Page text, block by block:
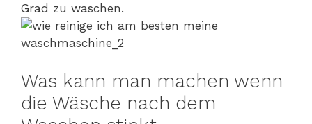
Grad zu waschen.
Was kann man machen wenn
die Wäsche nach dem